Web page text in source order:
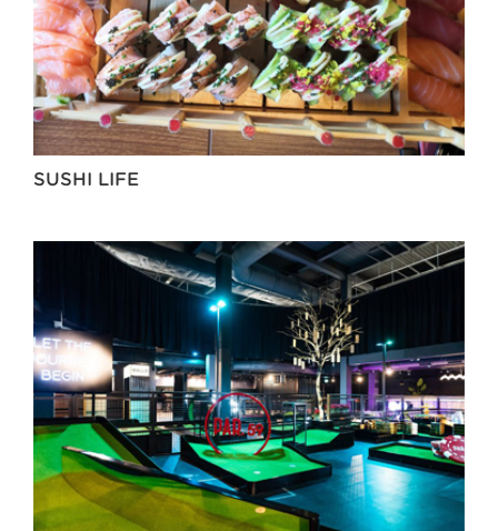
SUSHI LIFE